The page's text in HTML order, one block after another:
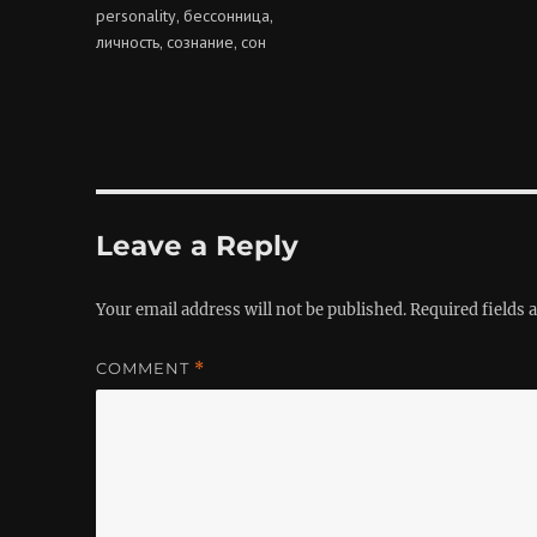
personality,бессонница,
личность,сознание,сон
Leave a Reply
Your email address will not be published.Required fields
COMMENT *